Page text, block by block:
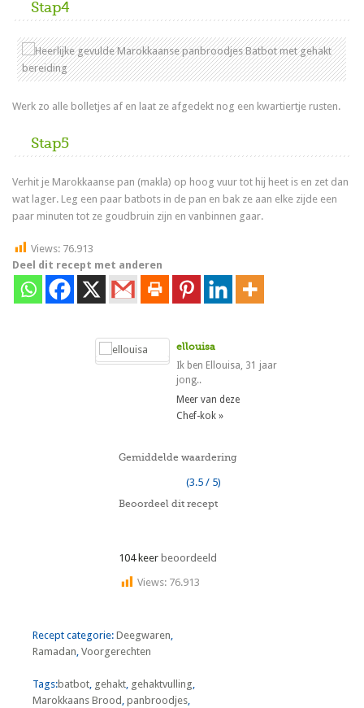
Stap4
Werk zo alle bolletjes af en laat ze afgedekt nog een kwartiertje rusten.
Stap5
Verhit je Marokkaanse pan (makla) op hoog vuur tot hij heet is en zet dan
wat lager. Leg een paar batbots in de pan en bak ze aan elke zijde een
paar minuten tot ze goudbruin zijn en vanbinnen gaar.
Views: 76.913
Deel dit recept met anderen
ellouisa
Ik ben Ellouisa, 31 jaar
jong..
Meer van deze
Chef-kok »
Gemiddelde waardering
(3.5 / 5)
Beoordeel dit recept
104 keer beoordeeld
Views: 76.913
Recept categorie:Deegwaren,
Ramadan,Voorgerechten
Tags:batbot, gehakt, gehaktvulling,
Marokkaans Brood ,panbroodjes,